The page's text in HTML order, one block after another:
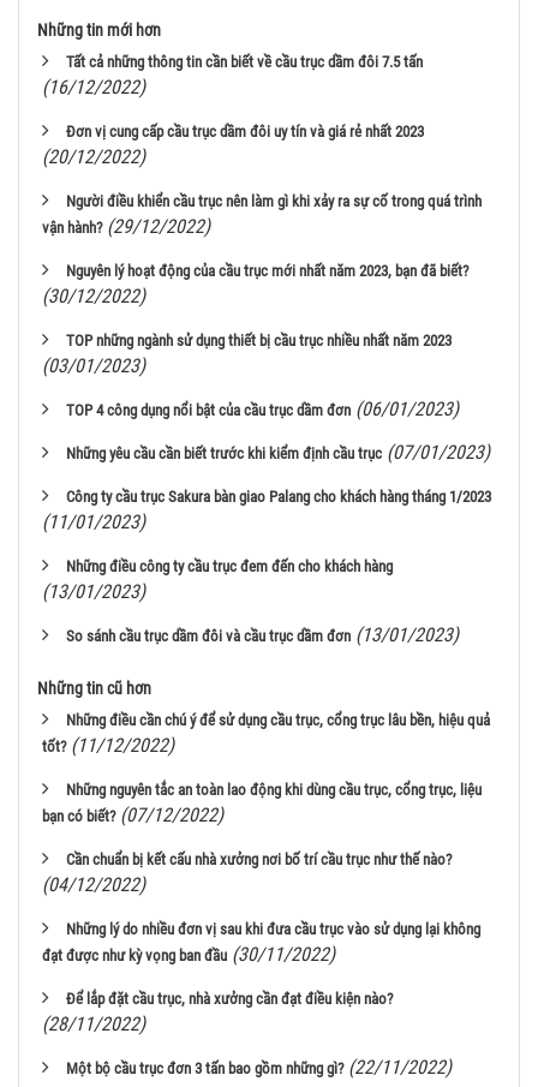
Những tin mới hơn
Tất cả những thông tin cần biết về cầu trục dầm đôi 7.5 tấn
(16/12/2022)
Đơn vị cung cấp cầu trục dầm đôi uy tín và giá rẻ nhất 2023
(20/12/2022)
Người điều khiển cầu trục nên làm gì khi xảy ra sự cố trong quá trình
vận hành? (29/12/2022)
Nguyên lý hoạt động của cầu trục mới nhất năm 2023, bạn đã biết?
(30/12/2022)
TOP những ngành sử dụng thiết bị cầu trục nhiều nhất năm 2023
(03/01/2023)
TOP 4 công dụng nổi bật của cầu trục dầm đơn (06/01/2023)
Những yêu cầu cần biết trước khi kiểm định cầu trục (07/01/2023)
Công ty cầu trục Sakura bàn giao Palang cho khách hàng tháng 1/2023
(11/01/2023)
Những điều công ty cầu trục đem đến cho khách hàng
(13/01/2023)
So sánh cầu trục dầm đôi và cầu trục dầm đơn (13/01/2023)
Những tin cũ hơn
Những điều cần chú ý để sử dụng cầu trục, cổng trục lâu bền, hiệu quả
tốt? (11/12/2022)
Những nguyên tắc an toàn lao động khi dùng cầu trục, cổng trục, liệu
bạn có biết? (07/12/2022)
Cần chuẩn bị kết cấu nhà xưởng nơi bố trí cầu trục như thế nào?
(04/12/2022)
Những lý do nhiều đơn vị sau khi đưa cầu trục vào sử dụng lại không
đạt được như kỳ vọng ban đầu (30/11/2022)
Để lắp đặt cầu trục, nhà xưởng cần đạt điều kiện nào?
(28/11/2022)
Một bộ cầu trục đơn 3 tấn bao gồm những gì? (22/11/2022)